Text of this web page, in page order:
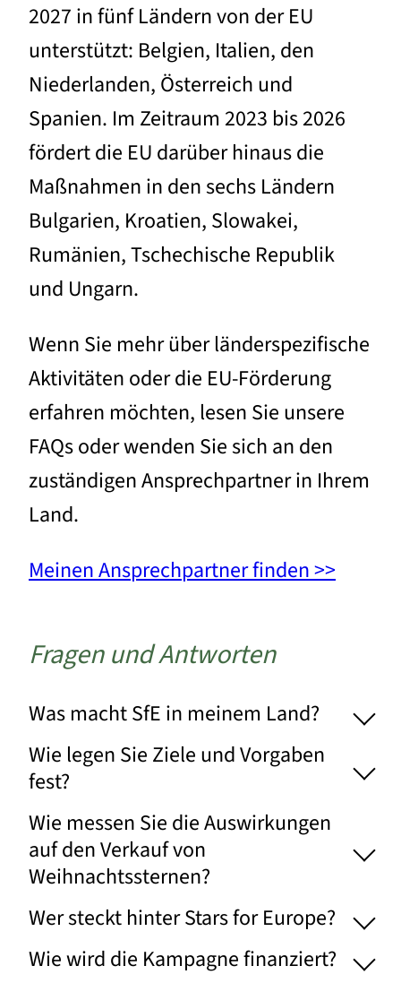
2027 in fünf Ländern von der EU
unterstützt: Belgien, Italien, den
Niederlanden, Österreich und
Spanien. Im Zeitraum 2023 bis 2026
fördert die EU darüber hinaus die
Maßnahmen in den sechs Ländern
Bulgarien, Kroatien, Slowakei,
Rumänien, Tschechische Republik
und Ungarn.
Wenn Sie mehr über länderspezifische
Aktivitäten oder die EU-Förderung
erfahren möchten, lesen Sie unsere
FAQs oder wenden Sie sich an den
zuständigen Ansprechpartner in Ihrem
Land.
Meinen Ansprechpartner finden >>
Fragen und Antworten
Was macht SfE in meinem Land?
Wie legen Sie Ziele und Vorgaben
fest?
Wie messen Sie die Auswirkungen
auf den Verkauf von
Weihnachtssternen?
Wer steckt hinter Stars for Europe?
Wie wird die Kampagne finanziert?